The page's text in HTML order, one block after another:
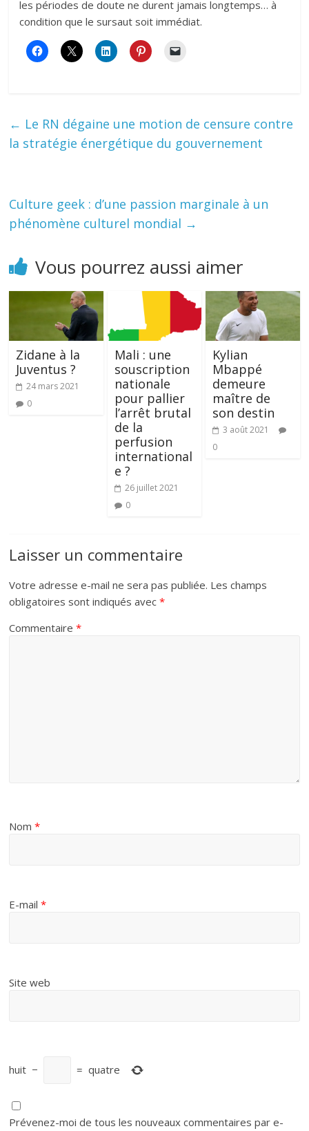
les périodes de doute ne durent jamais longtemps… à
condition que le sursaut soit immédiat.
← Le RN dégaine une motion de censure contre
la stratégie énergétique du gouvernement
Culture geek : d’une passion marginale à un
phénomène culturel mondial →
Vous pourrez aussi aimer
Zidane à la
Juventus ?
24 mars 2021
0
Mali : une
souscription
nationale
pour pallier
l’arrêt brutal
de la
perfusion
international
e ?
26 juillet 2021
0
Kylian
Mbappé
demeure
maître de
son destin
3 août 2021
0
Laisser un commentaire
Votre adresse e-mail ne sera pas publiée. Les champs
obligatoires sont indiqués avec*
Commentaire*
Nom*
E-mail*
Site web
huit − = quatre
Prévenez-moi de tous les nouveaux commentaires par e-